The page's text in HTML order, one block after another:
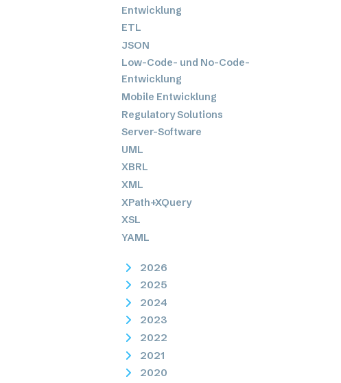
Entwicklung
ETL
JSON
Low-Code- und No-Code-
Entwicklung
Mobile Entwicklung
Regulatory Solutions
Server-Software
UML
XBRL
XML
XPath+XQuery
XSL
YAML
2026
2025
2024
2023
2022
2021
2020